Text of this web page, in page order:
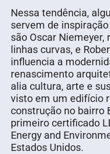
Nessa tendência,
servem de
são Oscar Niemeyer,
linhas curvas, e
influencia a
renascimento
alia cultura, arte e
visto em um edifício
construção no bairro
primeiro certificado
Energy and
Estados Unidos.